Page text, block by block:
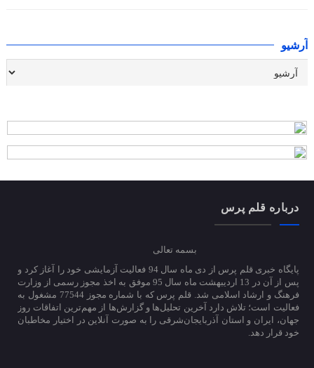
آرشیو
درباره قلم پرس
بسمه تعالی
پایگاه خبری قلم پرس از دی ماه سال 94 فعالیت آزمایشی خود را آغاز کرد و
پس از آن در 13 اردیبهشت ماه سال 95 موفق به اخذ مجوز رسمی از وزارت
فرهنگ و ارشاد اسلامی شد. قلم پرس که با شماره مجوز 77544 مشغول به
فعالیت است؛ تلاش دارد آخرین تحلیل‌ها و گزارش‌ها از مهم‌ترین اتفاقات روز
جهان، ایران و استان آذربایجان‌شرقی را به صورت آنلاین در اختیار مخاطبان
خود قرار دهد.